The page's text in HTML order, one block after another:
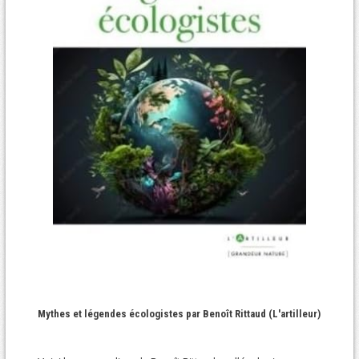
Mythes et légendes écologistes par Benoît Rittaud (L'artilleur)